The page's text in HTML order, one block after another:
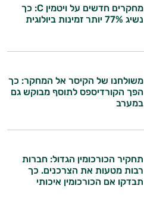
מחקרים חדשים על ויטמין C: כך
נשיג 77% יותר זמינות ביולוגית
משולחנו של הקיסר אל המחקר: כך
הפך הקורדיספס לתוסף מבוקש גם
במערב
תחקיר הכורכומין הגדול: חברות
רבות מטעות את הצרכנים. כך
תבדקו אם הכורכומין איכותי